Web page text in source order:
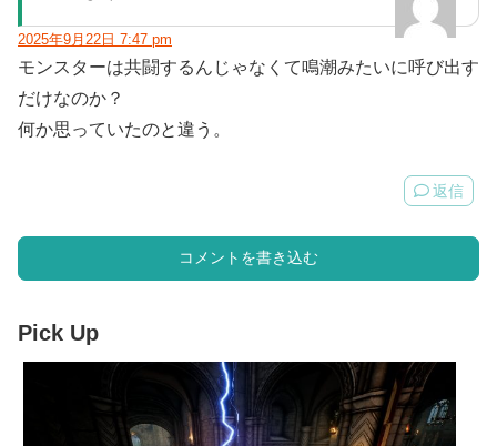
2025年9月22日 7:47 pm
モンスターは共闘するんじゃなくて鳴潮みたいに呼び出す
だけなのか？
何か思っていたのと違う。
返信
コメントを書き込む
Pick Up